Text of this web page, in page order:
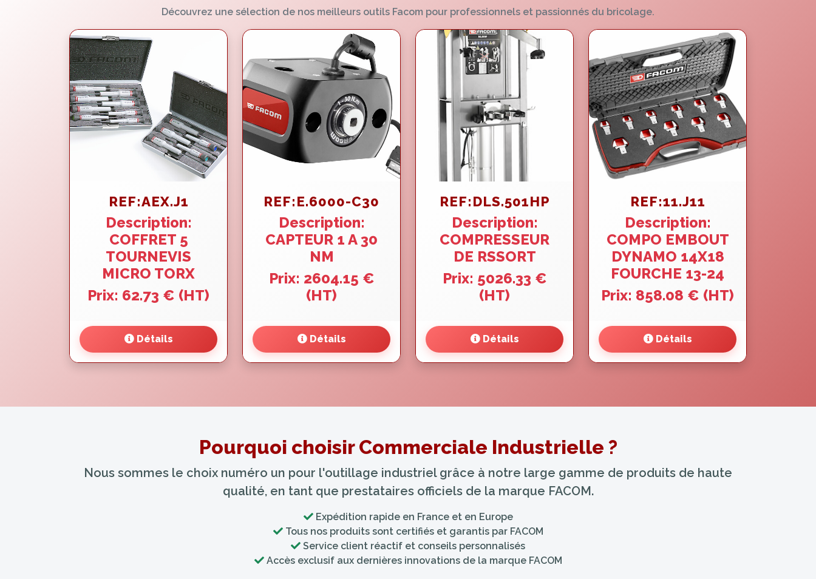
Découvrez une sélection de nos meilleurs outils Facom pour professionnels et passionnés du bricolage.
REF:AEX.J1
Description:
COFFRET 5
TOURNEVIS
MICRO TORX
Prix: 62.73 € (HT)
Détails
REF:E.6000-C30
Description:
CAPTEUR 1 A 30
NM
Prix: 2604.15 €
(HT)
Détails
REF:DLS.501HP
Description:
COMPRESSEUR
DE RSSORT
Prix: 5026.33 €
(HT)
Détails
REF:11.J11
Description:
COMPO EMBOUT
DYNAMO 14X18
FOURCHE 13-24
Prix: 858.08 € (HT)
Détails
Pourquoi choisir Commerciale Industrielle ?
Nous sommes le choix numéro un pour l'outillage industriel grâce à notre large gamme de produits de haute
qualité, en tant que prestataires officiels de la marque FACOM.
Expédition rapide en France et en Europe
Tous nos produits sont certifiés et garantis par FACOM
Service client réactif et conseils personnalisés
Accès exclusif aux dernières innovations de la marque FACOM